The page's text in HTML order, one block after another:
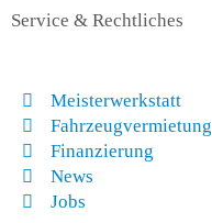
Service & Rechtliches
Meisterwerkstatt
Fahrzeugvermietung
Finanzierung
News
Jobs